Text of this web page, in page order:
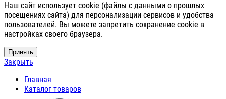
Наш сайт использует cookie (файлы с данными о прошлых
посещениях сайта) для персонализации сервисов и удобства
пользователей. Вы можете запретить сохранение cookie в
настройках своего браузера.
Принять
Закрыть
Главная
Каталог товаров